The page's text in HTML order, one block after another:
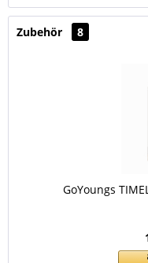
Zubehör 8
GoYoungs